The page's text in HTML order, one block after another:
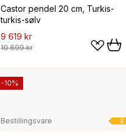
Castor pendel 20 cm, Turkis-
turkis-sølv
9 619 kr
10 699 kr
E
Bestillingsvare
-10%